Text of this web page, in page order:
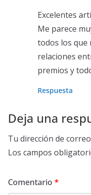
Excelentes
Me parece
todos los que
relaciones
premios y
Respuesta
Deja una
Tu dirección de
Los campos
Comentario *